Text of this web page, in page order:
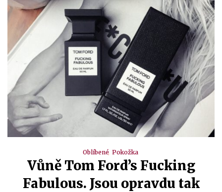
Oblíbené Pokožka
Vůně Tom Ford’s Fucking
Fabulous. Jsou opravdu tak